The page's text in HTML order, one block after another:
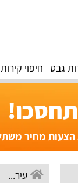
גבס חיפוי קירות